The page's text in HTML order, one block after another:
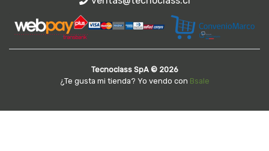
Tecnoclass SpA © 2026
¿Te gusta mi tienda? Yo vendo con Bsale